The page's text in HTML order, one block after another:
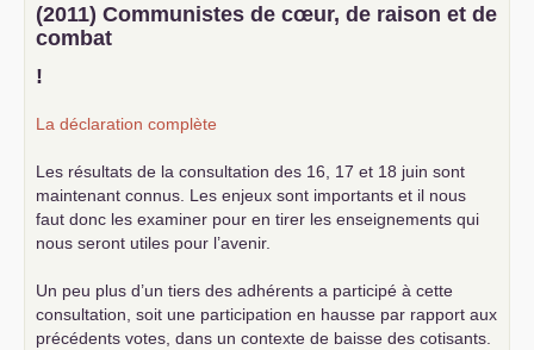
(2011) Communistes de cœur, de raison et de
combat
!
La déclaration complète
Les résultats de la consultation des 16, 17 et 18 juin sont
maintenant connus. Les enjeux sont importants et il nous
faut donc les examiner pour en tirer les enseignements qui
nous seront utiles pour l’avenir.
Un peu plus d’un tiers des adhérents a participé à cette
consultation, soit une participation en hausse par rapport aux
précédents votes, dans un contexte de baisse des cotisants.